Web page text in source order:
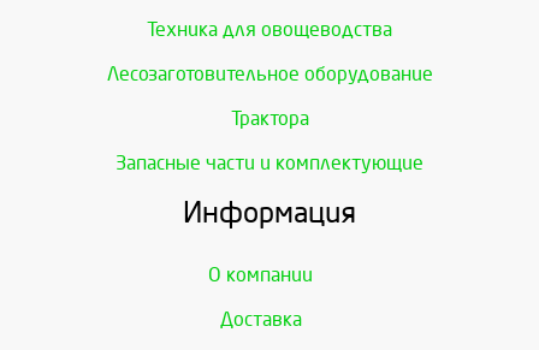
Техника для овощеводства
Лесозаготовительное оборудование
Трактора
Запасные части и комплектующие
Информация
О компании
Доставка